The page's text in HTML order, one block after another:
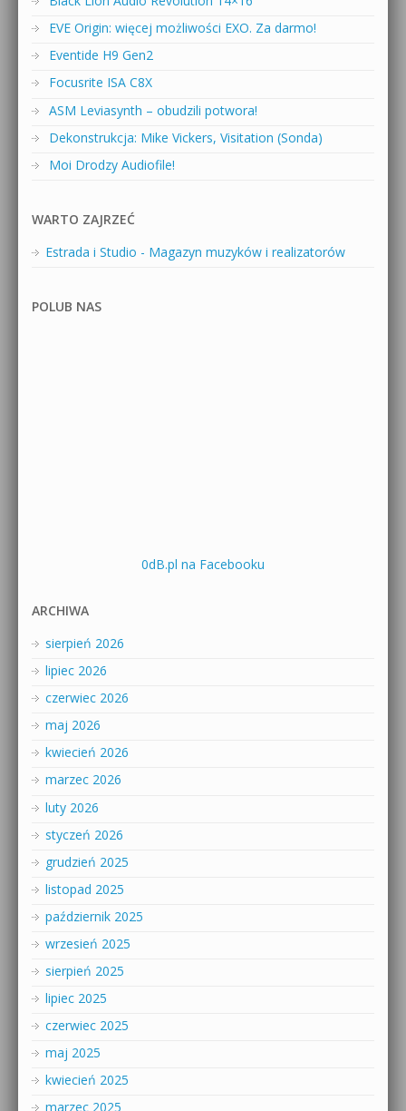
EVE Origin: więcej możliwości EXO. Za darmo!
Eventide H9 Gen2
Focusrite ISA C8X
ASM Leviasynth – obudzili potwora!
Dekonstrukcja: Mike Vickers, Visitation (Sonda)
Moi Drodzy Audiofile!
WARTO ZAJRZEĆ
Estrada i Studio - Magazyn muzyków i realizatorów
POLUB NAS
0dB.pl na Facebooku
ARCHIWA
sierpień 2026
lipiec 2026
czerwiec 2026
maj 2026
kwiecień 2026
marzec 2026
luty 2026
styczeń 2026
grudzień 2025
listopad 2025
październik 2025
wrzesień 2025
sierpień 2025
lipiec 2025
czerwiec 2025
maj 2025
kwiecień 2025
marzec 2025